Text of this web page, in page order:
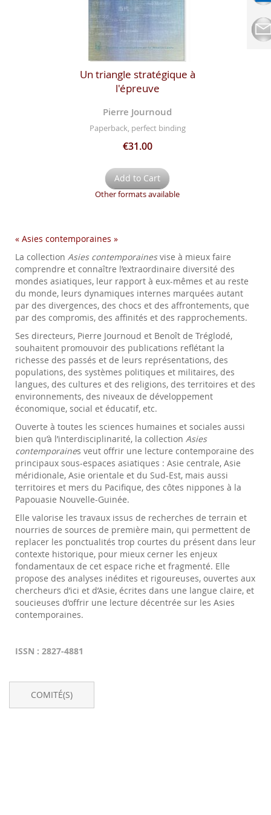
Un triangle stratégique à
l'épreuve
Pierre Journoud
Paperback, perfect binding
€31.00
Add to Cart
Other formats available
« Asies contemporaines »
La collection Asies contemporainesvise à mieux faire
comprendre et connaître l’extraordinaire diversité des
mondes asiatiques, leur rapport à eux-mêmes et au reste
du monde, leurs dynamiques internes marquées autant
par des divergences, des chocs et des affrontements, que
par des compromis, des affinités et des rapprochements.
Ses directeurs, Pierre Journoud et Benoît de Tréglodé,
souhaitent promouvoir des publications reflétant la
richesse des passés et de leurs représentations, des
populations, des systèmes politiques et militaires, des
langues, des cultures et des religions, des territoires et des
environnements, des niveaux de développement
économique, social et éducatif, etc.
Ouverte à toutes les sciences humaines et sociales aussi
bien qu’à l’interdisciplinarité, la collection Asies
contemporaines veut offrir une lecture contemporaine des
principaux sous-espaces asiatiques : Asie centrale, Asie
méridionale, Asie orientale et du Sud-Est, mais aussi
territoires et mers du Pacifique, des côtes nippones à la
Papouasie Nouvelle-Guinée.
Elle valorise les travaux issus de recherches de terrain et
nourries de sources de première main, qui permettent de
replacer les ponctualités trop courtes du présent dans leur
contexte historique, pour mieux cerner les enjeux
fondamentaux de cet espace riche et fragmenté. Elle
propose des analyses inédites et rigoureuses, ouvertes aux
chercheurs d’ici et d’Asie, écrites dans une langue claire, et
soucieuses d’offrir une lecture décentrée sur les Asies
contemporaines.
ISSN : 2827-4881
COMITÉ(S)